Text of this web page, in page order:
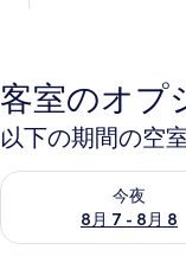
客室のオプ
以下の期間の空
今夜
8月 7 - 8月 8
今夜 8月 7 - 8月 8 の